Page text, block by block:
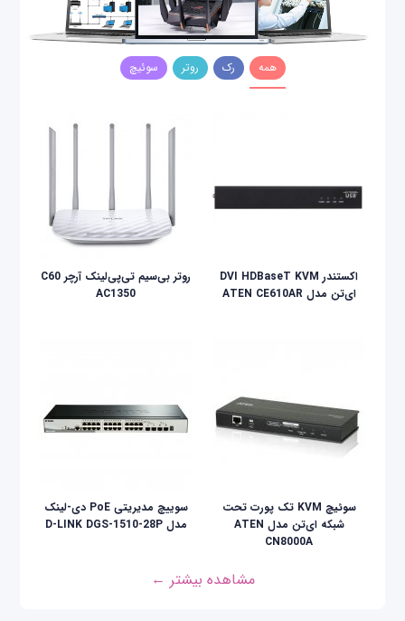
همه رک روتر سوئیچ
اکستندر DVI HDBaseT KVM
ای‌تن مدل ATEN CE610AR
روتر بی‌سیم تی‌پی‌لینک آرچر C60
AC1350
سوئیچ KVM تک پورت تحت
شبکه ای‌تن مدل ATEN
CN8000A
سوییچ مدیریتی PoE دی-لینک
مدل D-LINK DGS-1510-28P
مشاهده بیشتر ←